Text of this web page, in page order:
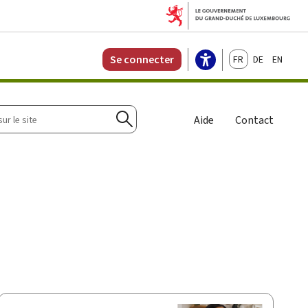
Se connecter FrançaisDeutschEnglish
Rechercher
Aide Contact